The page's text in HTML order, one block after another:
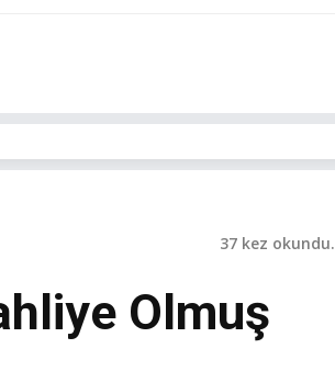
37 kez okundu.
Olmuş